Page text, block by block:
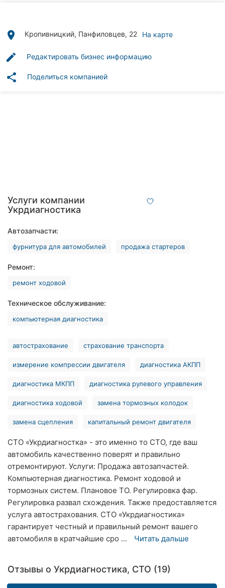
рубрики
Тернополь
Хмельницкий
Киев
Харьков
Запорожье
Днепр
Львов
Кривой
Николаев
Полтава
Чернигов
Черкассы
Сумы
place Кропивницкий, Панфиловцев, 22 На карте
edit Редактировать бизнес информацию
share Поделиться компанией
Услуги компании
Укрдиагностика
Автозапчасти:
фурнитура для автомобилей продажа стартеров
Ремонт:
ремонт ходовой
Техническое обслуживание:
компьютерная диагностика
автострахование страхование транспорта
измерение компрессии двигателя диагностика АКПП
диагностика МКПП диагностика рулевого управления
диагностика ходовой замена тормозных колодок
замена сцепления капитальный ремонт двигателя
СТО «Укрдиагностка» - это именно то СТО, где ваш
автомобиль качественно поверят и правильно
отремонтируют. Услуги: Продажа автозапчастей.
Компьютерная диагностика. Ремонт ходовой и
тормозных систем. Плановое ТО. Регулировка фар.
Регулировка развал схождения. Также предоставляется
услуга автострахования. СТО «Укрдиагностика»
гарантирует честный и правильный ремонт вашего
автомобиля в кратчайшие сро ...
Читать дальше
Отзывы о Укрдиагностика, СТО (19)